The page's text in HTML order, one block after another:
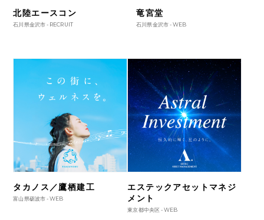
北陸エースコン
石川県金沢市 - RECRUIT
竜宮堂
石川県金沢市 -WEB
タカノス／鷹栖建工
富山県砺波市 -WEB
エステックアセットマネジ
メント
東京都中央区 -WEB